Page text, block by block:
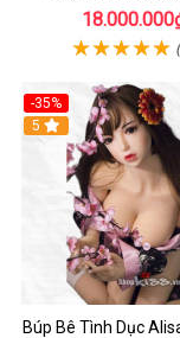
-35%
Hot
5
Búp Bê Tình Dục